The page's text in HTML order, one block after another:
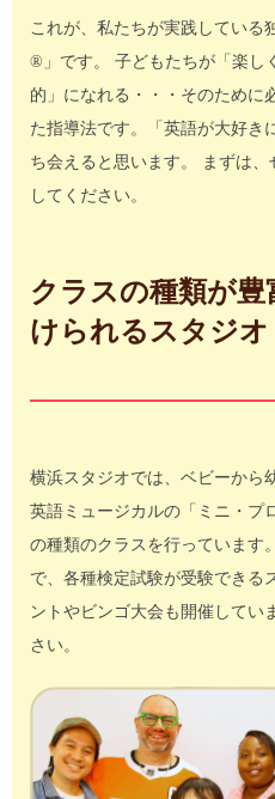
これが、私たちが実践している
®」です。 子どもたちが「楽し
的」になれる・・・そのために
た指導法です。「英語が大好き
ち会えると思います。 まずは
してください。
クラスの種類が豊
けられるスタジオ
横浜スタジオでは、ベビーから
英語ミュージカルの「ミニ・プ
の種類のクラスを行っています
で、各種検定試験が受験できる
ントやビンゴ大会も開催してい
さい。